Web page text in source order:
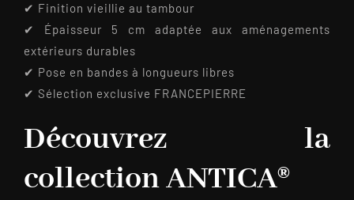
✔ Finition vieillie au tambour
✔ Épaisseur 5 cm adaptée aux aménagements
extérieurs durables
✔ Pose en bandes à longueurs libres
✔ Sélection exclusive FRANCEPIERRE
Découvrez la
collection ANTICA®